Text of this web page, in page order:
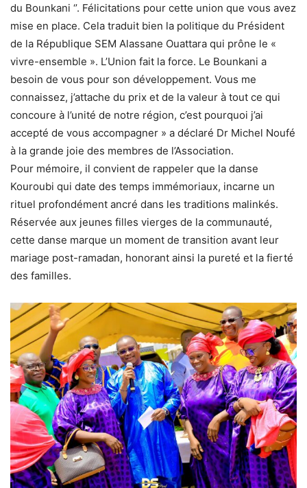
du Bounkani ‘’. Félicitations pour cette union que vous avez
mise en place. Cela traduit bien la politique du Président
de la République SEM Alassane Ouattara qui prône le «
vivre-ensemble ». L’Union fait la force. Le Bounkani a
besoin de vous pour son développement. Vous me
connaissez, j’attache du prix et de la valeur à tout ce qui
concoure à l’unité de notre région, c’est pourquoi j’ai
accepté de vous accompagner » a déclaré Dr Michel Noufé
à la grande joie des membres de l’Association.
Pour mémoire, il convient de rappeler que la danse
Kouroubi qui date des temps immémoriaux, incarne un
rituel profondément ancré dans les traditions malinkés.
Réservée aux jeunes filles vierges de la communauté,
cette danse marque un moment de transition avant leur
mariage post-ramadan, honorant ainsi la pureté et la fierté
des familles.